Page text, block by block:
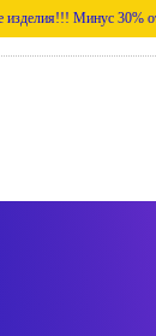
Минус 30% от базовой